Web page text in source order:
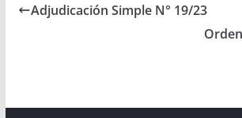
Adjudicación Simple N° 19/23